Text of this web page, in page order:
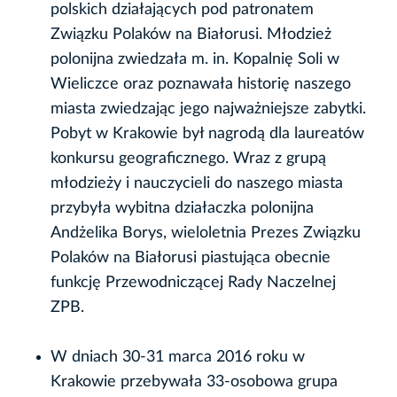
polskich działających pod patronatem
Związku Polaków na Białorusi. Młodzież
polonijna zwiedzała m. in. Kopalnię Soli w
Wieliczce oraz poznawała historię naszego
miasta zwiedzając jego najważniejsze zabytki.
Pobyt w Krakowie był nagrodą dla laureatów
konkursu geograficznego. Wraz z grupą
młodzieży i nauczycieli do naszego miasta
przybyła wybitna działaczka polonijna
Andżelika Borys, wieloletnia Prezes Związku
Polaków na Białorusi piastująca obecnie
funkcję Przewodniczącej Rady Naczelnej
ZPB.
W dniach 30-31 marca 2016 roku w
Krakowie przebywała 33-osobowa grupa